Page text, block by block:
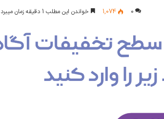
0
1,074 خواندن این مطلب 1 دقیقه زمان میبرد